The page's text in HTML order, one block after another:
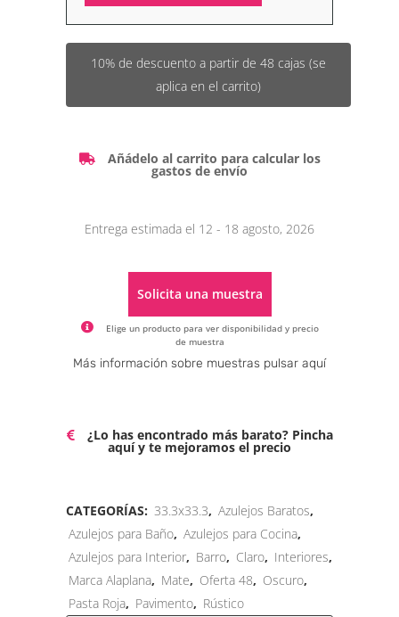
10% de descuento a partir de 48 cajas (se
aplica en el carrito)
Añádelo al carrito para calcular los
gastos de envío
Entrega estimada el 12 - 18 agosto, 2026
Solicita una muestra
Elige un producto para ver disponibilidad y precio
de muestra
Alternative:
Más información sobre muestras pulsar aquí
¿Lo has encontrado más barato? Pincha
aquí y te mejoramos el precio
CATEGORÍAS: 33.3x33.3, Azulejos Baratos,
Azulejos para Baño, Azulejos para Cocina,
Azulejos para Interior, Barro, Claro, Interiores,
Marca Alaplana, Mate, Oferta 48, Oscuro,
Pasta Roja, Pavimento, Rústico